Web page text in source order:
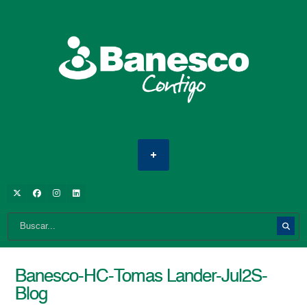
Banesco-HC-Tomas Lander-Jul2S-
Blog